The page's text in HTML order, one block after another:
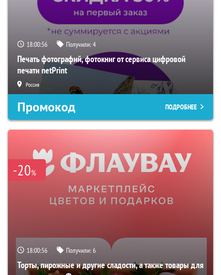
18:00:54 Получили:4
Печать фотографий, фотокниг от сервиса цифровой
печати netPrint
Россия
Промокод ПОДРОБНЕЕ
-20%
18:00:54 Получили:6
Торты, пирожные и другие сладости, а также товары для